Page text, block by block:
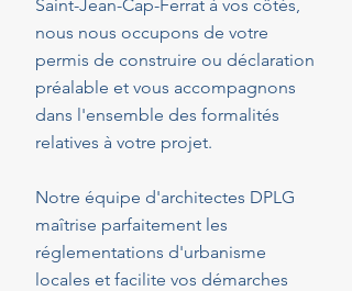
Saint-Jean-Cap-Ferrat à vos côtés,
nous nous occupons de votre
permis de construire ou déclaration
préalable et vous accompagnons
dans l'ensemble des formalités
relatives à votre projet.
Notre équipe d'architectes DPLG
maîtrise parfaitement les
réglementations d'urbanisme
locales et facilite vos démarches